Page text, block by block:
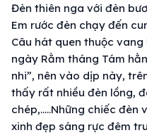
Đèn thiên nga với đèn
Em rước đèn chạy đến
Câu hát quen thuộc
ngày Rằm tháng Tám
nhi”, nên vào dịp này,
thấy rất nhiều đèn lồng,
chép,.....Những chiếc
xinh đẹp sáng rực đêm